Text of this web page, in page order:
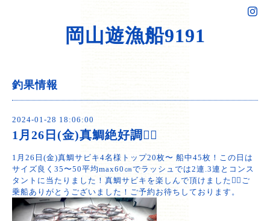
岡山遊漁船9191
釣果情報
2024-01-28 18:06:00
1月26日(金)真鯛絶好調🙆‍♂️
1月26日(金)真鯛サビキ4名様トップ20枚〜 船中45枚！この日は
サイズ良く35〜50平均max60㎝でラッシュでは2連.3連とコンス
タントに当たりました！真鯛サビキを楽しんで頂けました🙆‍♂️ご
乗船ありがとうございました！ご予約お待ちしております。